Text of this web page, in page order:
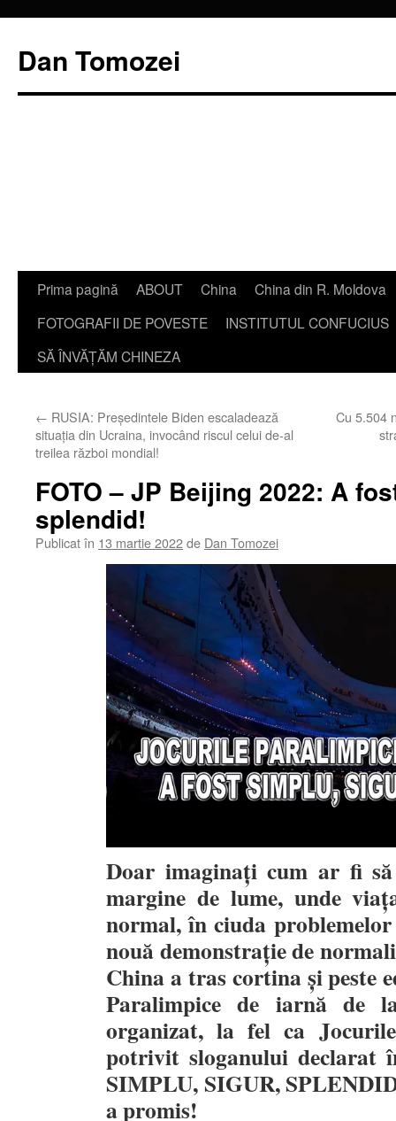
Dan Tomozei
Sari
conținut
Prima pagină ABOUT China
China din R. Moldova
FOTOGRAFII DE POVESTE
INSTITUTUL CONFUCIUS
SĂ ÎNVĂŢĂM CHINEZA
← RUSIA: Președintele Biden escaladează
situația din Ucraina, invocând riscul celui de-al
treilea război mondial!
Cu 5.504
FOTO – JP Beijing 2022: A
splendid!
Publicat în 13 martie 2022de Dan Tomozei
Doar imaginați cum ar fi
margine de lume, unde
normal, în ciuda
nouă demonstrație de
China a tras cortina și peste
Paralimpice de iarnă de
organizat, la fel ca
potrivit sloganului declarat
SIMPLU, SIGUR,
a promis!